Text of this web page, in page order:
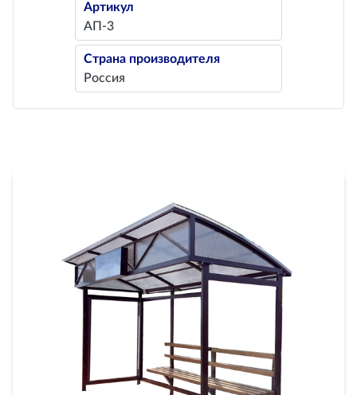
Артикул
АП-3
Страна производителя
Россия